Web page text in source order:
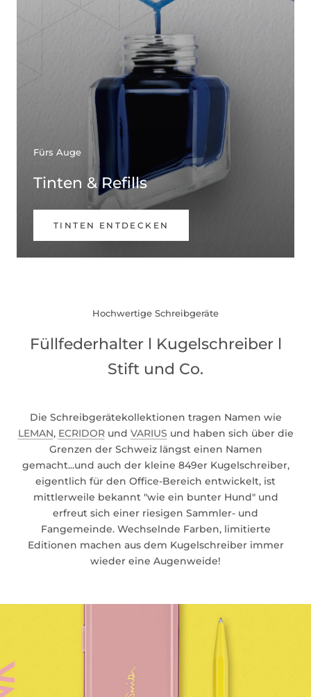
Fürs Auge
Tinten & Refills
TINTEN ENTDECKEN
Hochwertige Schreibgeräte
Füllfederhalter l Kugelschreiber l
Stift und Co.
Die Schreibgerätekollektionen tragen Namen wie
LEMAN, ECRIDORund VARIUS und haben sich über die
Grenzen der Schweiz längst einen Namen
gemacht...und auch der kleine 849er Kugelschreiber,
eigentlich für den Office-Bereich entwickelt, ist
mittlerweile bekannt "wie ein bunter Hund" und
erfreut sich einer riesigen Sammler- und
Fangemeinde. Wechselnde Farben, limitierte
Editionen machen aus dem Kugelschreiber immer
wieder eine Augenweide!